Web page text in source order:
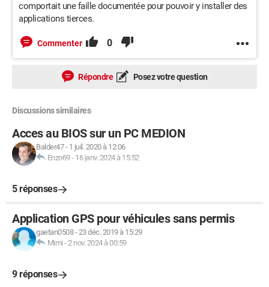
comportait une faille documentée pour pouvoir y installer des
applications tierces.
Commenter 0
Répondre Posez votre question
Discussions similaires
Acces au BIOS sur un PC MEDION
Balder47- 1 juil. 2020 à 12:06
Enzo69- 16 janv. 2024 à 15:52
5 réponses
Application GPS pour véhicules sans permis
gaetan0508-23 déc. 2019 à 15:29
Mimi -2 nov. 2024 à 00:59
9 réponses